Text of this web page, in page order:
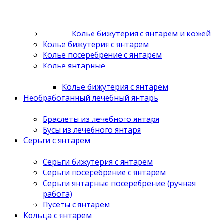
Колье бижутерия с янтарем и кожей
Колье бижутерия с янтарем
Колье посеребрение с янтарем
Колье янтарные
Колье бижутерия с янтарем
Необработанный лечебный янтарь
Браслеты из лечебного янтаря
Бусы из лечебного янтаря
Серьги с янтарем
Серьги бижутерия с янтарем
Серьги посеребрение с янтарем
Серьги янтарные посеребрение (ручная
работа)
Пусеты с янтарем
Кольца с янтарем